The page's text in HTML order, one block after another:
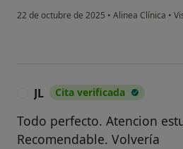
22 de octubre de 2025 • Alinea Clínica •
JL Cita verificada
Todo perfecto. Atencion
Recomendable. Volvería